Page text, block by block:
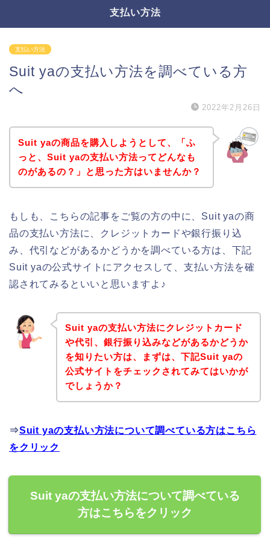
支払い方法
支払い方法
Suit yaの支払い方法を調べている方
へ
2022年2月26日
Suit yaの商品を購入しようとして、「ふ
っと、Suit yaの支払い方法ってどんなも
のがあるの？」と思った方はいませんか？
もしも、こちらの記事をご覧の方の中に、Suit yaの商
品の支払い方法に、クレジットカードや銀行振り込
み、代引などがあるかどうかを調べている方は、下記
Suit yaの公式サイトにアクセスして、支払い方法を確
認されてみるといいと思いますよ♪
Suit yaの支払い方法にクレジットカード
や代引、銀行振り込みなどがあるかどうか
を知りたい方は、まずは、下記Suit yaの
公式サイトをチェックされてみてはいかが
でしょうか？
⇒Suit yaの支払い方法について調べている方はこちら
をクリック
Suit yaの支払い方法について調べている
方はこちらをクリック